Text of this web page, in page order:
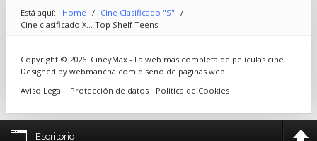
Está aquí: Home / Cine Clasificado "S" /
Cine clasificado X... Top Shelf Teens
Copyright © 2026. CineyMax - La web mas completa de películas cine.
Designed by webmancha.com diseño de paginas web
Aviso Legal
Protección de datos Politica de Cookies
Escritorio